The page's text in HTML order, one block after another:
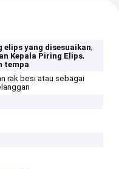
elips yang disesuaikan,
Kepala Piring Elips,
tempa
rak besi atau sebagai